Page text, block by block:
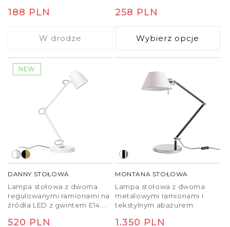
żarówką dekoracyjną. Każda
Cena
188 PLN
W drodze
Cena
regularna
258 PLN
Wybierz opcje
NEW
DANNY STOŁOWA
Lampa stołowa z dwoma
regulowanymi ramionami na
źródła LED z gwintem E14.
klosza.
Cena
520 PLN
MONTANA STOŁOWA
Lampa stołowa z dwoma
metalowymi ramionami i
tekstylnym abażurem.
Cena
1.350 PLN